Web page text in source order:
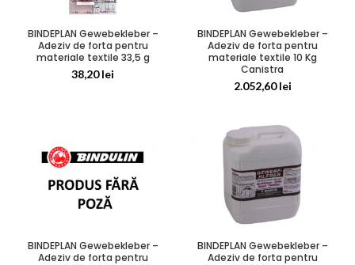
BINDEPLAN Gewebekleber –
Adeziv de forta pentru
materiale textile 33,5 g
38,20lei
BINDEPLAN Gewebekleber –
Adeziv de forta pentru
materiale textile 10 Kg
Canistra
2.052,60lei
BINDEPLAN Gewebekleber –
Adeziv de forta pentru
BINDEPLAN Gewebekleber –
Adeziv de forta pentru